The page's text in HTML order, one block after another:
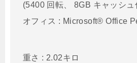
(5400 回転、 8GB キャッシュ
オフィス : Microsoft® Office
重さ : 2.02キロ